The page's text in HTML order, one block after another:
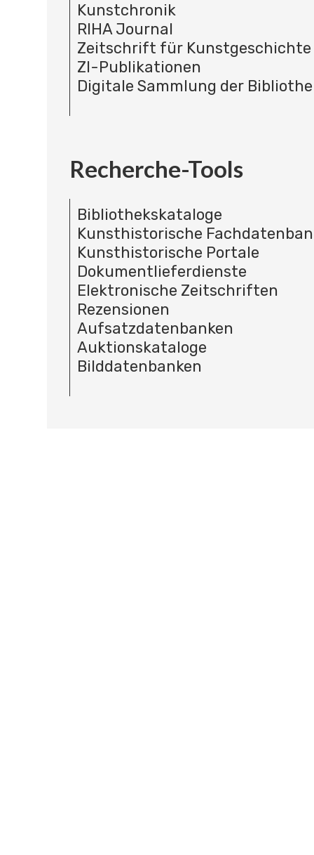
Kunstchronik
RIHA Journal
Zeitschrift für Kunstgeschichte
ZI-Publikationen
Digitale Sammlung der
Recherche-Tools
Bibliothekskataloge
Kunsthistorische
Kunsthistorische Portale
Dokumentlieferdienste
Elektronische Zeitschriften
Rezensionen
Aufsatzdatenbanken
Auktionskataloge
Bilddatenbanken